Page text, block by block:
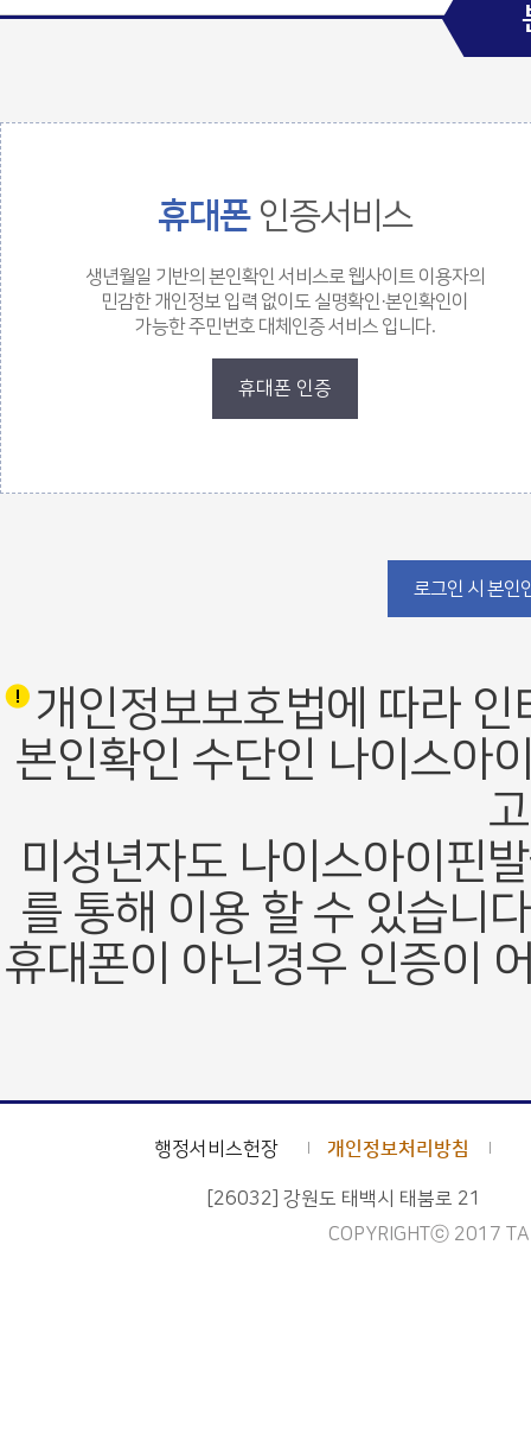
값 체크 폼
휴대폰인증서비스
생년월일 기반의 본인확인 서비스로 웹사이트 이용자의
민감한 개인정보 입력 없이도 실명확인·본인확인이
가능한 주민번호 대체인증 서비스 입니다.
휴대폰 인증
로그인 폼
로그인 시 본인
개인정보보호법에 따라
본인확인 수단인 나이스아
미성년자도 나이스아이핀
를 통해 이용 할 수 있습니
휴대폰이 아닌경우 인증이
행정서비스헌장 개인정보처리방침
[26032] 강원도 태백시 태붐로 21
COPYRIGHTⓒ 2017